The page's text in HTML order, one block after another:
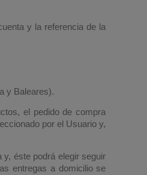
y la referencia de la
y Baleares).
el pedido de compra
por el Usuario y,
éste podrá elegir seguir
entregas a domicilio se